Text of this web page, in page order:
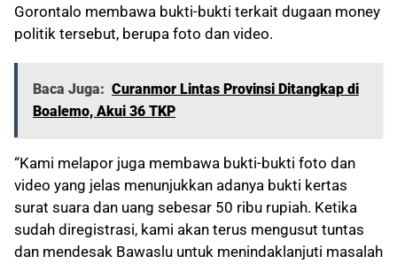
Gorontalo membawa bukti-bukti terkait dugaan money
politik tersebut, berupa foto dan video.
Baca Juga: Curanmor Lintas Provinsi Ditangkap di
Boalemo, Akui 36 TKP
“Kami melapor juga membawa bukti-bukti foto dan
video yang jelas menunjukkan adanya bukti kertas
surat suara dan uang sebesar 50 ribu rupiah. Ketika
sudah diregistrasi, kami akan terus mengusut tuntas
dan mendesak Bawaslu untuk menindaklanjuti masalah